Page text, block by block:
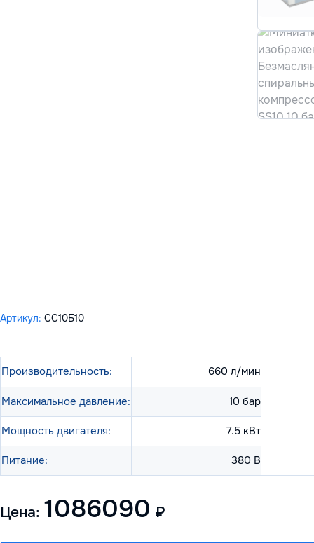
Артикул: СС10Б10
Производительность: 660 л/мин
Максимальное давление: 10 бар
Мощность двигателя: 7.5 кВт
Питание: 380 В
Цена: 1086090 ₽